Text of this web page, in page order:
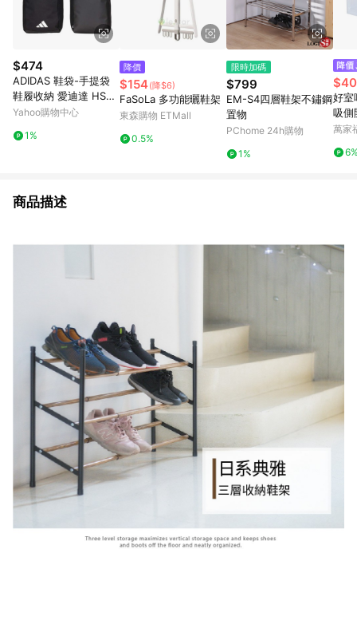
$474
ADIDAS 鞋袋-手提袋
鞋履收納 愛迪達 HS97
67 黑白
Yahoo購物中心
1%
降價
$154(降$6)
FaSoLa 多功能曬鞋架
東森購物 ETMall
0.5%
限時加碼
$799
EM-S4四層鞋架不鏽鋼
置物
PChome 24h購物
1%
好室
吸側
萬家
商品描述